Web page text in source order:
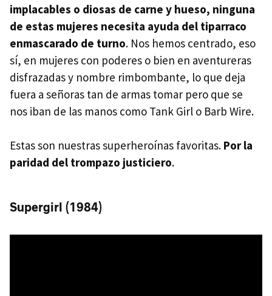
implacables o diosas de carne y hueso, ninguna
de estas mujeres necesita ayuda del tiparraco
enmascarado de turno. Nos hemos centrado, eso
sí, en mujeres con poderes o bien en aventureras
disfrazadas y nombre rimbombante, lo que deja
fuera a señoras tan de armas tomar pero que se
nos iban de las manos como Tank Girl o Barb Wire.
Estas son nuestras superheroínas favoritas. Por la
paridad del trompazo justiciero.
Supergirl (1984)